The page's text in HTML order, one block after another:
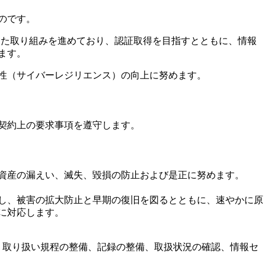
です。
取り組みを進めており、認証取得を目指すとともに、情報
す。
サイバーレジリエンス）の向上に努めます。
上の要求事項を遵守します。
の漏えい、滅失、毀損の防止および是正に努めます。
被害の拡大防止と早期の復旧を図るとともに、速やかに原
応します。
り扱い規程の整備、記録の整備、取扱状況の確認、情報セ